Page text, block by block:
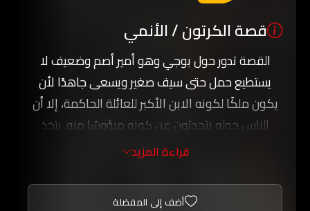
قصة الكرتون / الأنمي
القصة تدور حول بوجي وهو أمير أصم وضعيف لا
يستطيع حمل حتى سيف صغير ويسعى جاهدًا لأن
يكون ملكًا لكونه الابن الأكبر للعائلة الحاكمة، إلا أن
الناس حوله يتحدثون عن كونه ميؤوسًا منه. يتخذ
يوجي صديقًا له و هو كاغي (الظل) و هو حرفيًا ظل
بالتغير تدريجيًا.
قراءة المزيد
أضف إلى المفضلة